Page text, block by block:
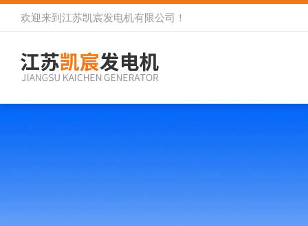
欢迎来到 江苏凯宸发电机有限公司 ！